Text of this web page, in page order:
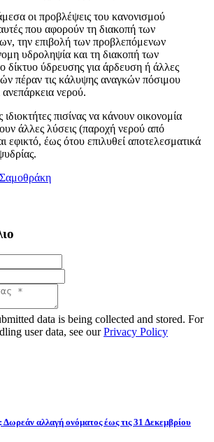
οι προβλέψεις του κανονισμού
που αφορούν τη διακοπή των
την επιβολή των προβλεπόμενων
υδροληψία και τη διακοπή των
δίκτυο ύδρευσης για άρδευση ή άλλες
πέραν τις κάλυψης αναγκών πόσιμου
νερού.
πισίνας να κάνουν οικονομία
άλλες λύσεις (παροχή νερού από
εφικτό, έως ότου επιλυθεί αποτελεσματικά
Σαμοθράκη
data is being collected and stored. For
user data, see ourPrivacy Policy
αλλαγή ονόματος έως τις 31 Δεκεμβρίου